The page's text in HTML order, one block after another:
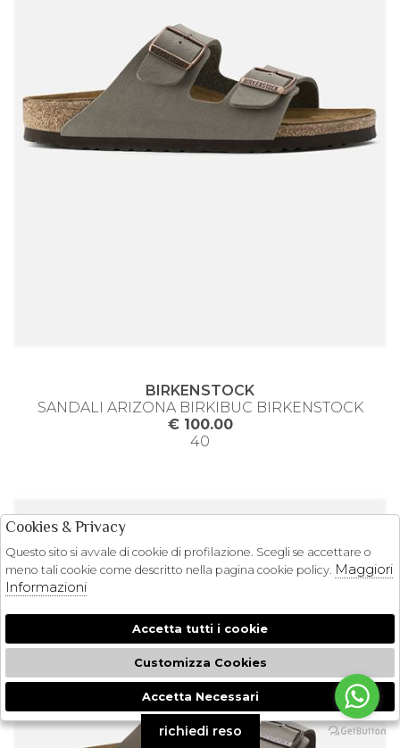
BIRKENSTOCK
SANDALI ARIZONA BIRKIBUC BIRKENSTOCK
€ 100.00
40
🍪
richiedi reso
Cookies & Privacy
Questo sito si avvale di cookie di profilazione. Scegli se accettare o
meno tali cookie come descritto nella pagina cookie policy. Maggiori
Informazioni
Accetta tutti i cookie
Customizza Cookies
Accetta Necessari